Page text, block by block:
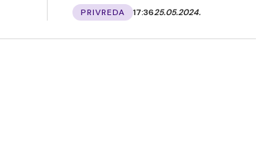
PRIVREDA 17:3625.05.2024.